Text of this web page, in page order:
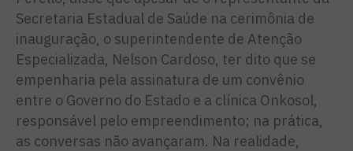
Secretaria Estadual de Saúde na cerimônia de
inauguração, o superintendente de Atenção
Especializada, Nelson Cardoso, ter dito que se
empenharia pela assinatura de um convênio
entre o Governo do Estado e a clínica Onkosol,
responsável pelo empreendimento; na prática,
as conversas não avançaram. Na realidade,